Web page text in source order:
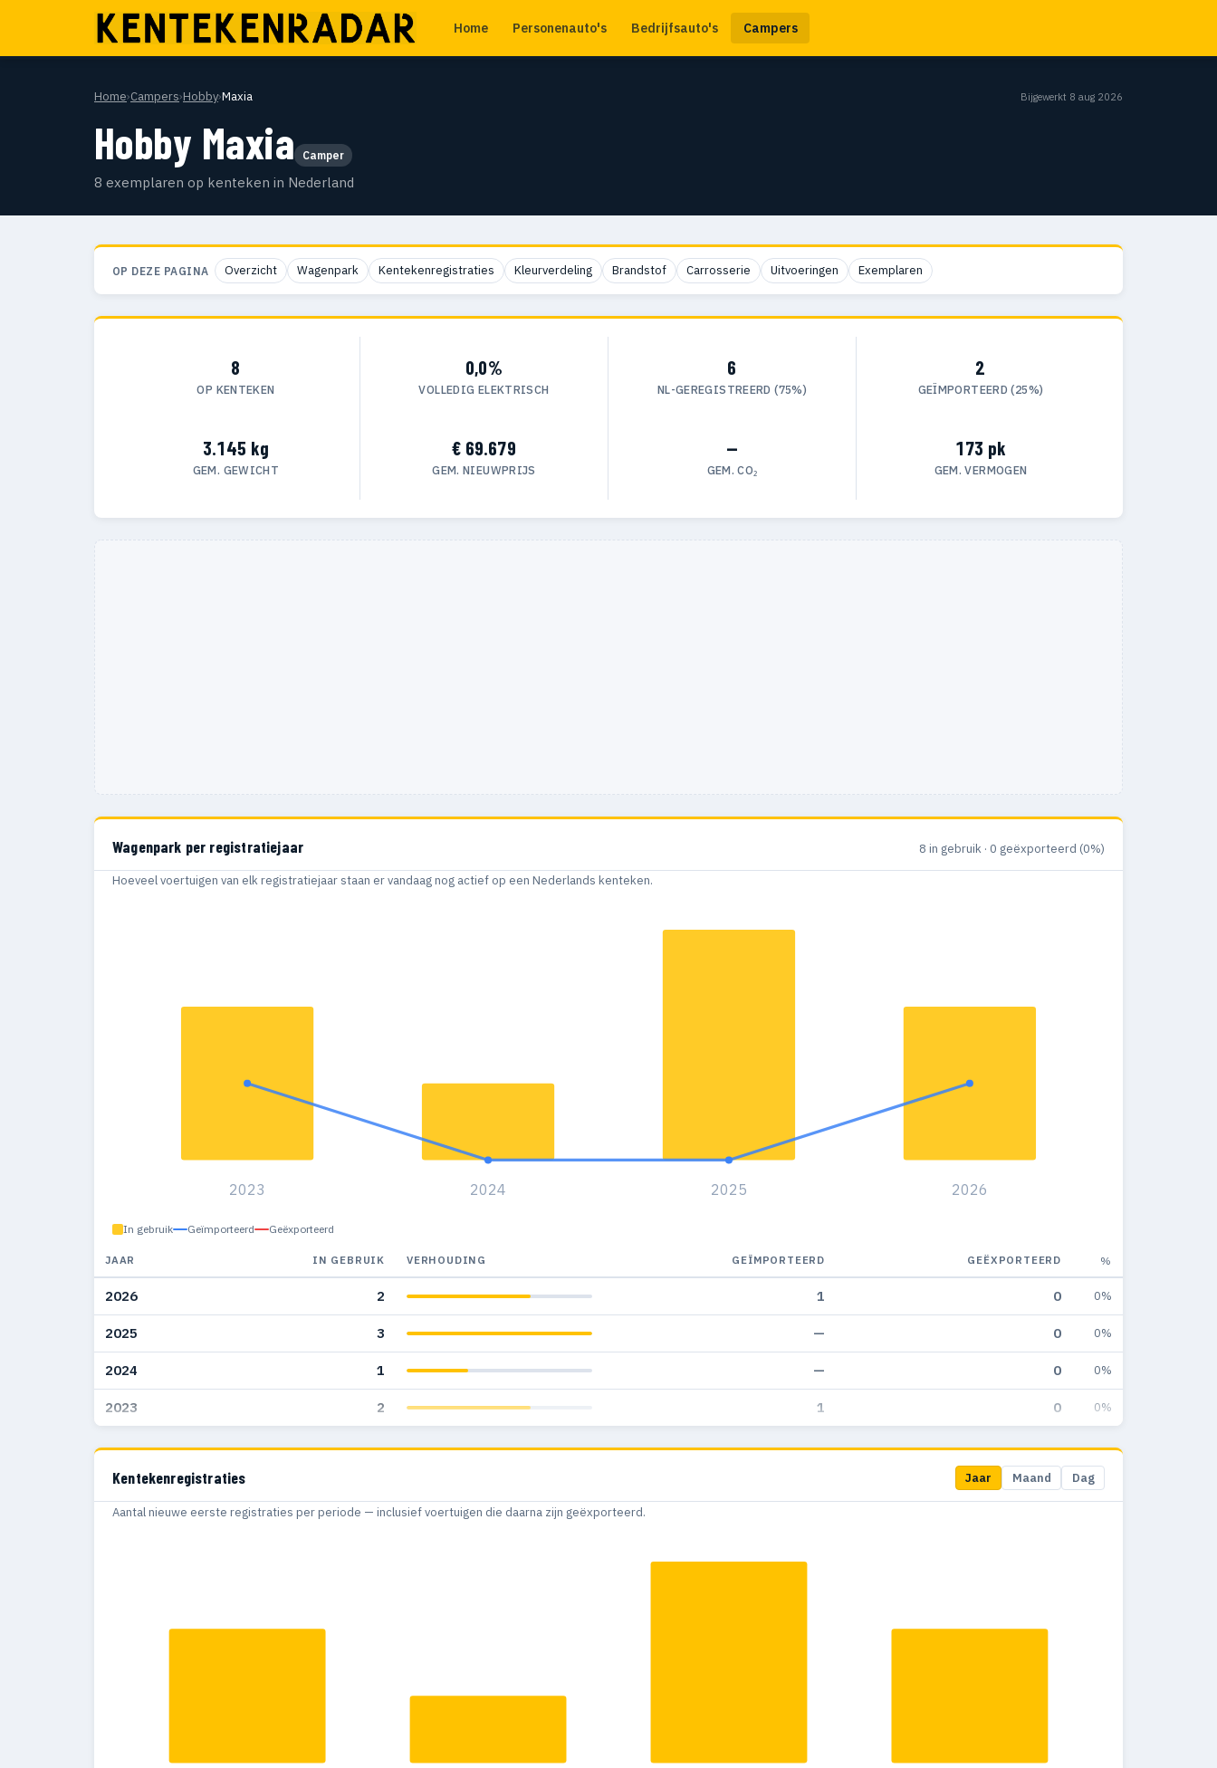
Home Personenauto's Bedrijfsauto's Campers
Home›Campers›Hobby›Maxia Bijgewerkt 8 aug 2026
Hobby Maxia Camper
8 exemplaren op kenteken in Nederland
OP DEZE PAGINA Overzicht Wagenpark Kentekenregistraties Kleurverdeling Brandstof Carrosserie Uitvoeringen Exemplaren
8
OP KENTEKEN
0,0%
VOLLEDIG ELEKTRISCH
6
NL-GEREGISTREERD (75%)
2
GEÏMPORTEERD (25%)
3.145 kg
GEM. GEWICHT
€ 69.679
GEM. NIEUWPRIJS
—
GEM. CO₂
173 pk
GEM. VERMOGEN
Wagenpark per registratiejaar 8 in gebruik · 0 geëxporteerd (0%)
Hoeveel voertuigen van elk registratiejaar staan er vandaag nog actief op een Nederlands kenteken.
2023 2024 2025 2026
In gebruik Geïmporteerd Geëxporteerd
JAAR IN GEBRUIK VERHOUDING GEÏMPORTEERD GEËXPORTEERD %
2026 2 1 0 0%
2025 3 — 0 0%
2024 1 — 0 0%
2023 2 1 0 0%
Kentekenregistraties Jaar Maand Dag
Aantal nieuwe eerste registraties per periode — inclusief voertuigen die daarna zijn geëxporteerd.